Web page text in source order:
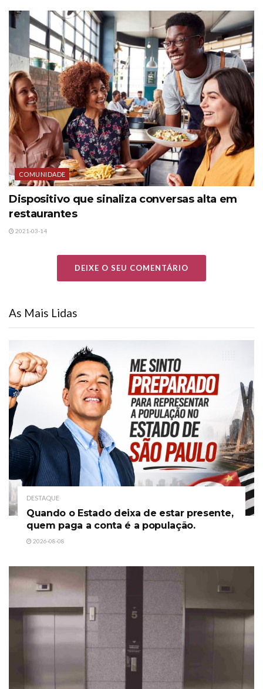
COMUNIDADE
Dispositivo que sinaliza conversas alta em
restaurantes
2021-03-14
DEIXE O SEU COMENTÁRIO
As Mais Lidas
DESTAQUE
Quando o Estado deixa de estar presente,
quem paga a conta é a população.
2026-08-08